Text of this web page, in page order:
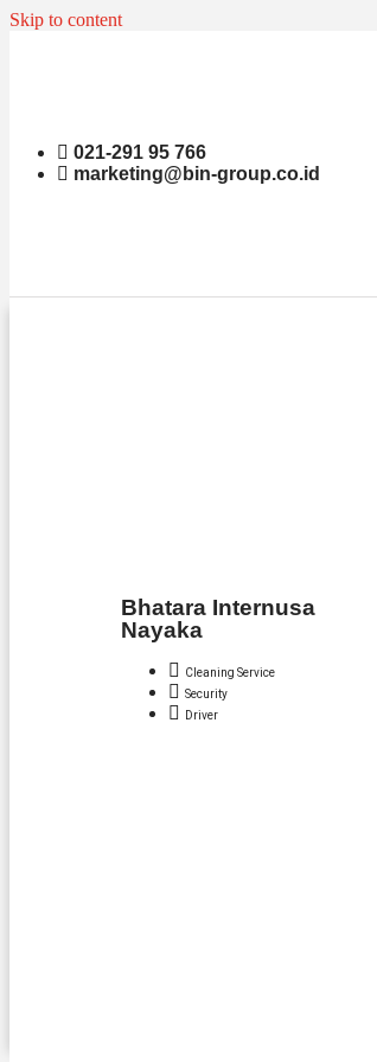
Skip to content
021-291 95 766
marketing@bin-group.co.id
Bhatara Internusa
Nayaka
Cleaning Service
Security
Driver